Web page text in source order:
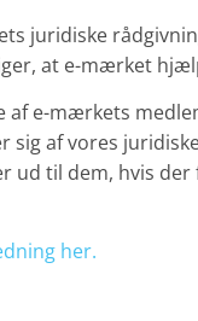
juridiske
at e-mærket
e-mærkets
af vores
til dem, hvis der
her.